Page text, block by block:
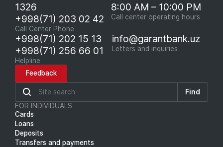
1326
+998(71) 203 02 42
Call Center Phone
8:00 AM – 10:00 PM
Call center operating hours
+998(71) 202 15 13
+998(71) 256 66 01
Helpline
info@garantbank.uz
Letters and inquiries
Feedback
Find
FOR INDIVIDUALS
Cards
Loans
Deposits
Transfers and payments